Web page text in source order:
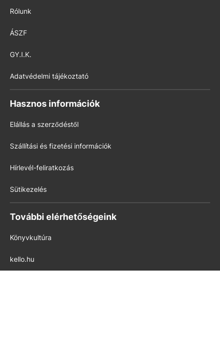
Rólunk
ÁSZF
GY.I.K.
Adatvédelmi tájékoztató
Hasznos információk
Elállás a szerződéstől
Szállítási és fizetési információk
Hírlevél-feliratkozás
Sütikezelés
További elérhetőségeink
Könyvkultúra
kello.hu